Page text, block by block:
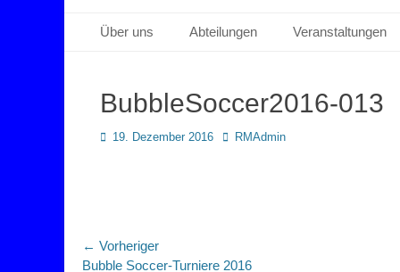
Primäres Menü
Zum
Inhalt
Über uns Abteilungen Veranstaltungen
BubbleSoccer2016-013
Posted
19. Dezember 2016 AutorRMAdmin
Beitragsnavigation
← Vorheriger
Vorheriger
Bubble Soccer-Turniere 2016